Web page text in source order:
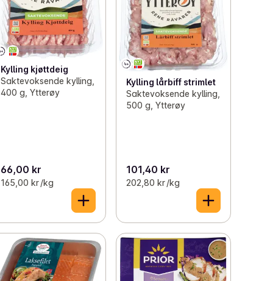
Kylling kjøttdeig
Saktevoksende kylling,
400 g, Ytterøy
66,00 kr
165,00 kr /kg
Kylling lårbiff strimlet
Saktevoksende kylling,
500 g, Ytterøy
101,40 kr
202,80 kr /kg